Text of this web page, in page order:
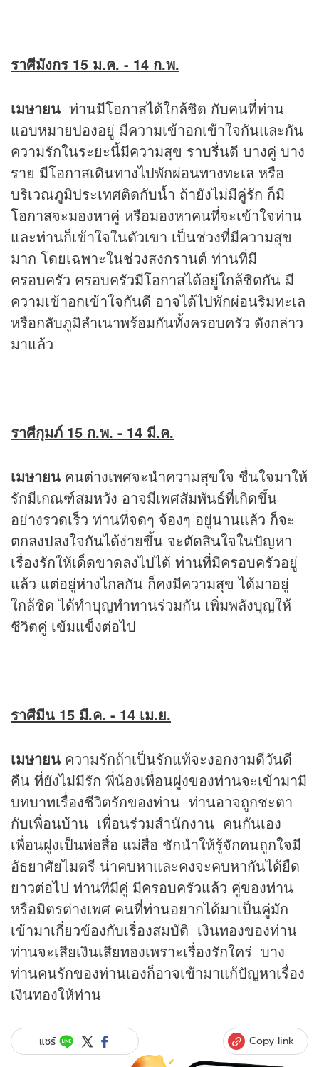
ราศีมังกร 15 ม.ค. - 14 ก.พ.
เมษายน ท่านมีโอกาสได้ใกล้ชิด กับคนที่ท่าน
แอบหมายปองอยู่ มีความเข้าอกเข้าใจกันและกัน
ความรักในระยะนี้มีความสุข ราบรื่นดี บางคู่ บาง
ราย มีโอกาสเดินทางไปพักผ่อนทางทะเล หรือ
บริเวณภูมิประเทศติดกับน้ำ ถ้ายังไม่มีคู่รัก ก็มี
โอกาสจะมองหาคู่ หรือมองหาคนที่จะเข้าใจท่าน
และท่านก็เข้าใจในตัวเขา เป็นช่วงที่มีความสุข
มาก โดยเฉพาะในช่วงสงกรานต์ ท่านที่มี
ครอบครัว ครอบครัวมีโอกาสได้อยู่ใกล้ชิดกัน มี
ความเข้าอกเข้าใจกันดี อาจได้ไปพักผ่อนริมทะเล
หรือกลับภูมิลำเนาพร้อมกันทั้งครอบครัว ดังกล่าว
มาแล้ว
ราศีกุมภ์ 15 ก.พ. - 14 มี.ค.
เมษายน คนต่างเพศจะนำความสุขใจ ชื่นใจมาให้
รักมีเกณฑ์สมหวัง อาจมีเพศสัมพันธ์ที่เกิดขึ้น
อย่างรวดเร็ว ท่านที่จดๆ จ้องๆ อยู่นานแล้ว ก็จะ
ตกลงปลงใจกันได้ง่ายขึ้น จะตัดสินใจในปัญหา
เรื่องรักให้เด็ดขาดลงไปได้ ท่านที่มีครอบครัวอยู่
แล้ว แต่อยู่ห่างไกลกัน ก็คงมีความสุข ได้มาอยู่
ใกล้ชิด ได้ทำบุญทำทานร่วมกัน เพิ่มพลังบุญให้
ชีวิตคู่ เข้มแข็งต่อไป
ราศีมีน 15 มี.ค. - 14 เม.ย.
เมษายน ความรักถ้าเป็นรักแท้จะงอกงามดีวันดี
คืน ที่ยังไม่มีรัก พี่น้องเพื่อนฝูงของท่านจะเข้ามามี
บทบาทเรื่องชีวิตรักของท่าน ท่านอาจถูกชะตา
กับเพื่อนบ้าน เพื่อนร่วมสำนักงาน คนกันเอง
เพื่อนฝูงเป็นพ่อสื่อ แม่สื่อ ชักนำให้รู้จักคนถูกใจมี
อัธยาศัยไมตรี น่าคบหาและคงจะคบหากันได้ยืด
ยาวต่อไป ท่านที่มีคู่ มีครอบครัวแล้ว คู่ของท่าน
หรือมิตรต่างเพศ คนที่ท่านอยากได้มาเป็นคู่มัก
เข้ามาเกี่ยวข้องกับเรื่องสมบัติ เงินทองของท่าน
ท่านจะเสียเงินเสียทองเพราะเรื่องรักใคร่ บาง
ท่านคนรักของท่านเองก็อาจเข้ามาแก้ปัญหาเรื่อง
เงินทองให้ท่าน
แชร์ Copy link